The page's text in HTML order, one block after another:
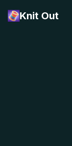
Knit Out